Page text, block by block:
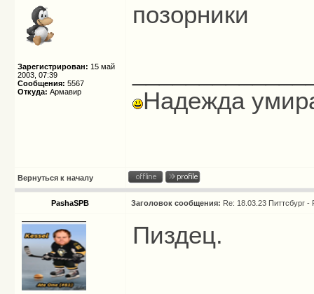
Зарегистрирован: 15 май
2003, 07:39
Сообщения: 5567
Откуда: Армавир
позорники
Надежда
Вернуться к началу
PashaSPB Заголовок сообщения: Re: 18.03.23 Питтсбург -
Пиздец.